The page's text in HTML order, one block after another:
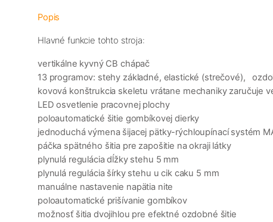
Popis
Hlavné funkcie tohto stroja:
vertikálne kyvný CB chápač
13 programov: stehy základné, elastické (strečové),
kovová konštrukcia skeletu vrátane mechaniky zaručuje
LED osvetlenie pracovnej plochy
poloautomatické šitie gombíkovej dierky
jednoduchá výmena šijacej pätky-rýchloupínací systém
páčka spätného šitia pre zapošitie na okraji látky
plynulá regulácia dĺžky stehu 5 mm
plynulá regulácia šírky stehu u cik caku 5 mm
manuálne nastavenie napätia nite
poloautomatické prišívanie gombíkov
možnosť šitia dvojihlou pre efektné ozdobné šitie